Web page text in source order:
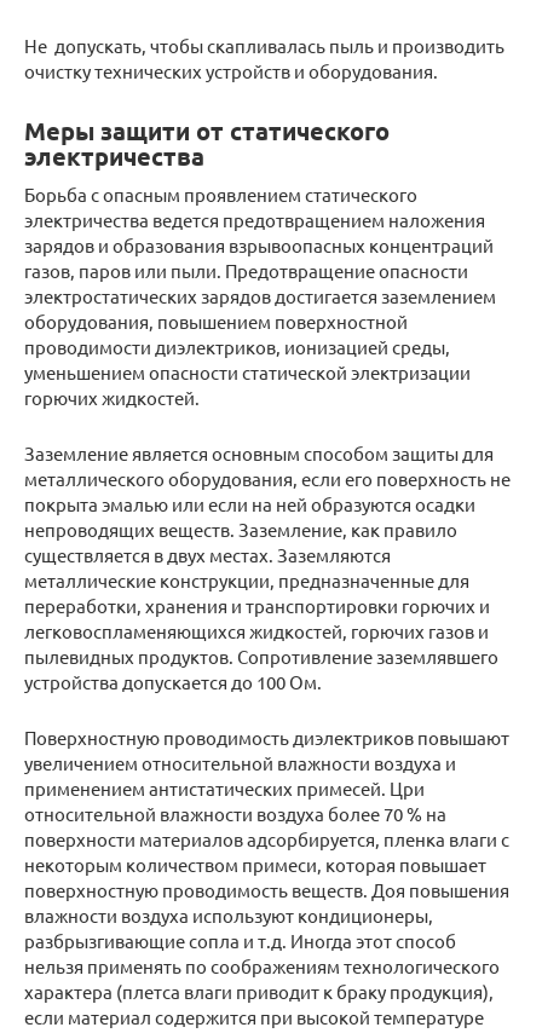
Не допускать, чтобы скапливалась пыль и производить
очистку технических устройств и оборудования.
Меры защити от статического
электричества
Борьба с опасным проявлением статического
электричества ведется предотвращением наложения
зарядов и образования взрывоопасных концентраций
газов, паров или пыли. Предотвращение опасности
электростатических зарядов достигается заземлением
оборудования, повышением поверхностной
проводимости диэлектриков, ионизацией среды,
уменьшением опасности статической электризации
горючих жидкостей.
Заземление является основным способом защиты для
металлического оборудования, если его поверхность не
покрыта эмалью или если на ней образуются осадки
непроводящих веществ. Заземление, как правило
существляется в двух местах. Заземляются
мeталлические конструкции, предназначенные для
переработки, хранения и транспортировки горючих и
легковоспламеняющихся жидкостей, горючих газов и
пылевидных продуктов. Сопротивление заземлявшего
устройства допускается до 100 Ом.
Поверхностную проводимость диэлектриков повышают
увеличением относительной влажности воздуха и
применением антистатических примесей. Цри
относительной влажности воздуха более 70 % на
поверхности материалов адсорбируется, пленка влаги с
некоторым количеством примеси, которая повышает
поверхностную проводимость веществ. Доя повышения
влажности воздуха используют кондиционеры,
разбрызгивающие сопла и т.д. Иногда этот способ
нельзя применять по соображениям технологического
характера (плетса влаги приводит к браку продукция),
если материал содержится при высокой температуре